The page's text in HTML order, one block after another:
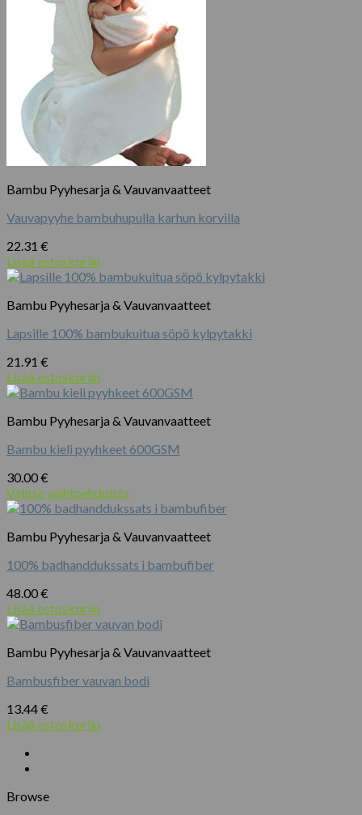
tuotteen
Bambu Pyyhesarja & Vauvanvaatteet
Vauvapyyhe bambuhupulla karhun korvilla
22.31 €
Lisää ostoskoriin
Bambu Pyyhesarja & Vauvanvaatteet
Lapsille 100% bambukuitua söpö kylpytakki
21.91 €
Lisää ostoskoriin
Bambu Pyyhesarja & Vauvanvaatteet
Bambu kieli pyyhkeet 600GSM
30.00€
Valitse vaihtoehdoista
Tällä
on
muunnelma.
tehdä
valinnat
tuotteen
sivulla.
Bambu Pyyhesarja & Vauvanvaatteet
100% badhanddukssats i bambufiber
48.00€
Lisää ostoskoriin
Bambu Pyyhesarja & Vauvanvaatteet
Bambusfiber vauvan bodi
13.44€
Lisää ostoskoriin
Browse